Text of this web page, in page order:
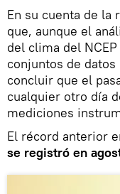
En su cuenta de la
que, aunque el
del clima del NCEP
conjuntos de
concluir que el
cualquier otro día
mediciones
El récord anterior
se registró en